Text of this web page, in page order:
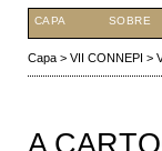
CAPA SOBRE
Capa> VII CONNEPI >
A